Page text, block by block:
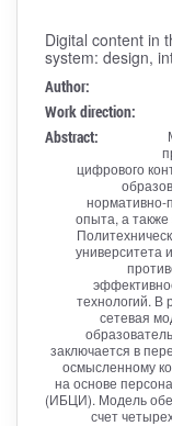
Digital content in
system: design,
Author:
Work direction:
Abstract:
цифрового
нормативно-
опыта, а также
университета
технологий. В
сетевая
заключается в
осмысленному
на основе
(ИБЦИ). Модель
счет